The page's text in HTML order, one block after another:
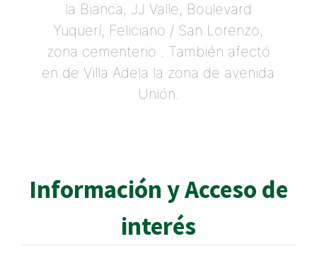
la Bianca, JJ Valle, Boulevard
Yuquerí, Feliciano / San Lorenzo,
zona cementerio . También afectó
en de Villa Adela la zona de avenida
Unión.
Información y Acceso de
interés